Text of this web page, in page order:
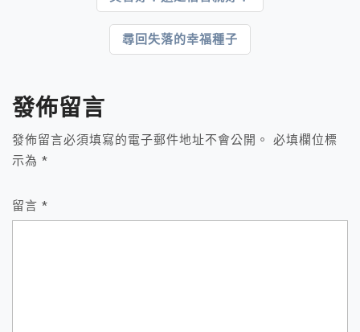
覽
尋回失落的幸福種子
發佈留言
發佈留言必須填寫的電子郵件地址不會公開。
必填欄位標
示為 *
留言 *